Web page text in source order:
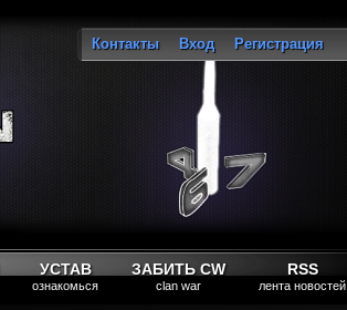
Контакты Вход
Регистрация
УСТАВ
ознакомься
ЗАБИТЬ CW
clan war
RSS
лента новостей